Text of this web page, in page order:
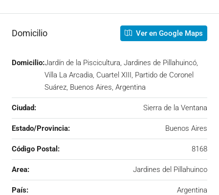
Domicilio Ver en Google Maps
Domicilio:Jardín de la Piscicultura, Jardines de Pillahuincó,
Villa La Arcadia, Cuartel XIII, Partido de Coronel
Suárez, Buenos Aires, Argentina
Ciudad: Sierra de la Ventana
Estado/Provincia: Buenos Aires
Código Postal: 8168
Area: Jardines del Pillahuinco
País: Argentina